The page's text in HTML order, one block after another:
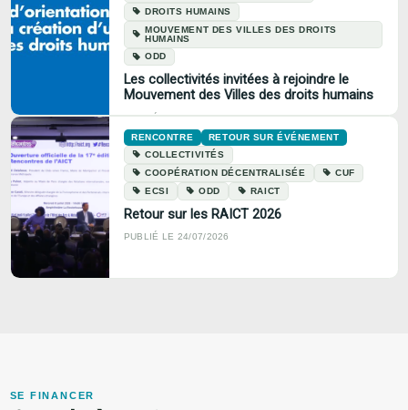
DROITS HUMAINS
MOUVEMENT DES VILLES DES DROITS
HUMAINS
ODD
Les collectivités invitées à rejoindre le
Mouvement des Villes des droits humains
PUBLIÉ LE 24/07/2026
RENCONTRE
RETOUR SUR ÉVÉNEMENT
COLLECTIVITÉS
COOPÉRATION DÉCENTRALISÉE
CUF
ECSI
ODD RAICT
Retour sur les RAICT 2026
PUBLIÉ LE 24/07/2026
SE FINANCER